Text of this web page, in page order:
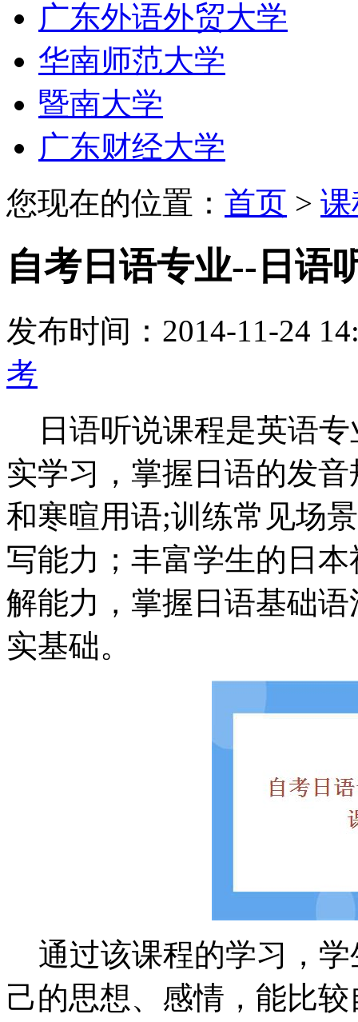
广东外语外贸大学
华南师范大学
暨南大学
广东财经大学
您现在的位置： 首页 >
自考日语专业--日语
发布时间：2014-11-24
考
日语听说课程是英语专
实学习，掌握日语的发
和寒暄用语;训练常见场
写能力；丰富学生的日
解能力，掌握日语基础
实基础。
通过该课程的学习，学
己的思想、感情，能比